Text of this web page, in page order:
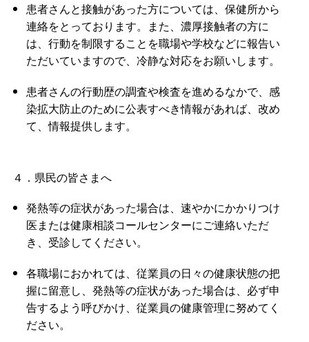
患者さんと接触があった方については、保健所から
連絡をとっております。また、濃厚接触者の方に
は、行動を制限することを職場や学校などに報告い
ただいていますので、冷静な対応をお願いします。
患者さんの行動歴の調査や検査を進めるなかで、感
染拡大防止のために公表すべき情報があれば、改め
て、情報提供します。
４．県民の皆さまへ
発熱等の症状があった場合は、速やかにかかりつけ
医または健康相談コールセンターにご連絡いただ
き、受診してください。
各職場におかれては、従業員の日々の健康状態の把
握に留意し、発熱等の症状があった場合は、必ず申
告するよう呼びかけ、従業員の健康管理に努めてく
ださい。